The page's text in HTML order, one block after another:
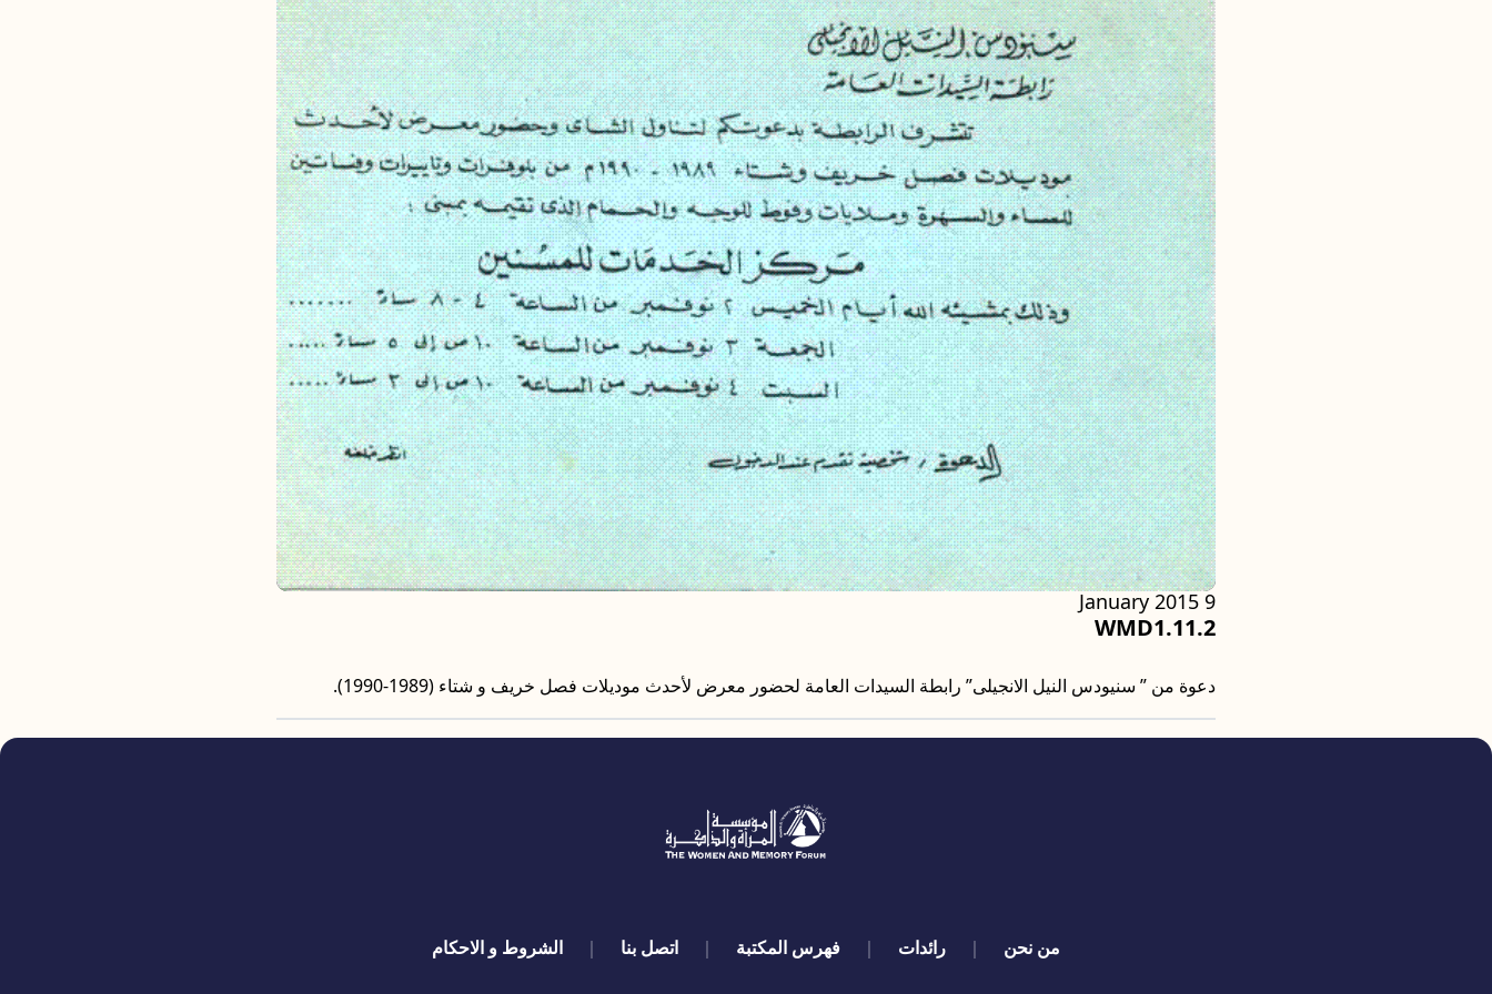
WMD1.11.2
9 January 2015
دعوة من ” سنيودس النيل الانجيلى” رابطة السيدات العامة لحضور معرض لأحدث موديلات فصل خريف و شتاء (1989-1990).
من نحن رائدات فهرس المكتبة اتصل بنا الشروط و الاحكام